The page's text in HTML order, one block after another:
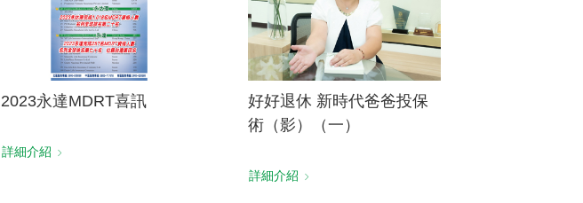
2023永達MDRT喜訊
詳細介紹
好好退休 新時代爸爸投保
術（影）（一）
詳細介紹